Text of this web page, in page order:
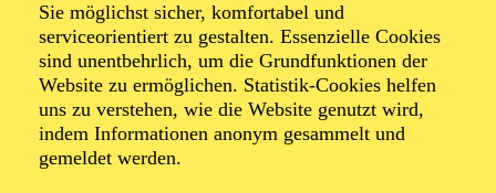
Sie möglichst sicher, komfortabel und
serviceorientiert zu gestalten. Essenzielle Cookies
sind unentbehrlich, um die Grundfunktionen der
Website zu ermöglichen. Statistik-Cookies helfen
uns zu verstehen, wie die Website genutzt wird,
indem Informationen anonym gesammelt und
gemeldet werden.
Foto: Johan Sandberg
Benjamin Balazs
Tänzer (Gruppe)